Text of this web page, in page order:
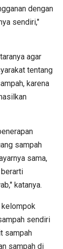
dengan
sendiri,"
agar
tentang
karena
sampah
sama,
katanya.
kelompok
sendiri
sampah
sampah di